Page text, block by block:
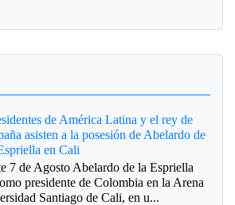
de América Latina y el rey de
asisten a la posesión de Abelardo de
en Cali
7 de Agosto Abelardo de la Espriella
presidente de Colombia en la Arena
Santiago de Cali, en u...